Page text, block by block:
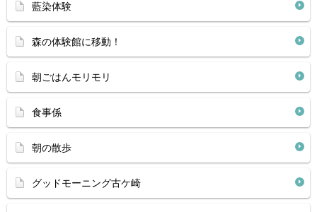
藍染体験
森の体験館に移動！
朝ごはんモリモリ
食事係
朝の散歩
グッドモーニング古ケ崎